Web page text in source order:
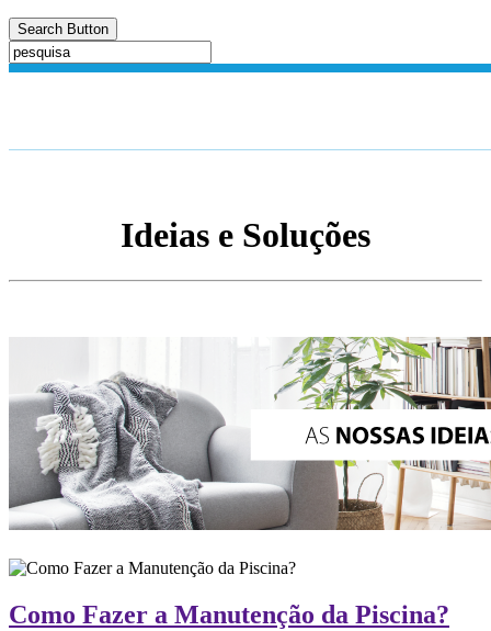
Search Button
Ideias e Soluções
Como Fazer a Manutenção da Piscina?